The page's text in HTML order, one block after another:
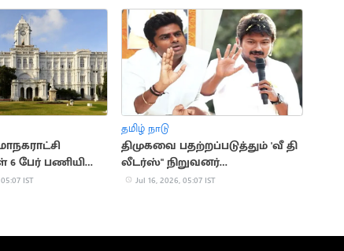
6 பேர் பணியிடை
IST
தமிழ் நாடு
திமுகவை பதற்றப்படுத்தும் 'வீ தி
லீடர்ஸ்" நிறுவனர்
அண்ணாமலை
Jul 16, 2026, 05:07 IST